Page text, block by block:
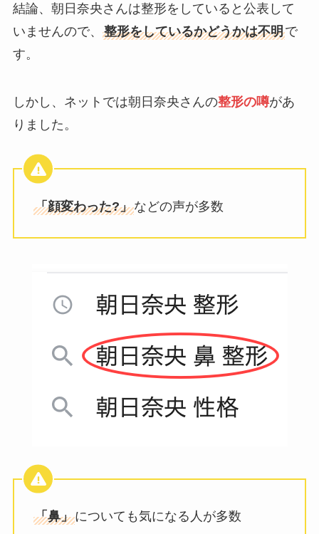
結論、朝日奈央さんは整形をしていると公表して
いませんので、 整形をしているかどうかは不明で
す。
しかし、ネットでは朝日奈央さんの整形の噂があ
りました。
「顔変わった?」などの声が多数
「鼻」についても気になる人が多数